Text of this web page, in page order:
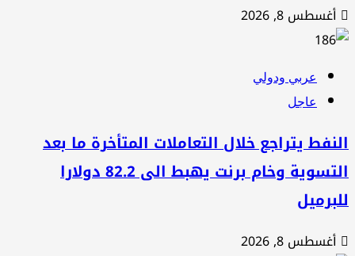
أغسطس 8, 2026
عربي ودولي
عاجل
يتراجع خلال التعاملات المتأخرة ما بعد
التسوية وخام برنت يهبط الى 82.2 دولارا
أغسطس 8, 2026